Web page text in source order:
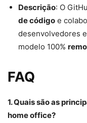
Descrição: O
de código e
desenvolvedores
modelo 100%
FAQ
1. Quais são as
home office?